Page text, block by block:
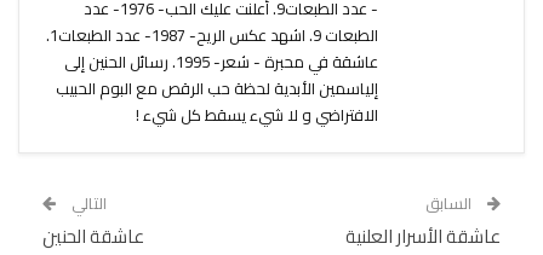
- عدد الطبعات9. أعلنت عليك الحب- 1976- عدد
الطبعات 9. اشهد عكس الريح- 1987- عدد الطبعات1.
عاشقة في محبرة - شعر- 1995. رسائل الحنين إلى
إلياسمين الأبدية لحظة حب الرقص مع البوم الحبيب
الافتراضي و لا شيء يسقط كل شيء !
السابق
عاشقة الأسرار العلنية
التالي
عاشقة الحنين